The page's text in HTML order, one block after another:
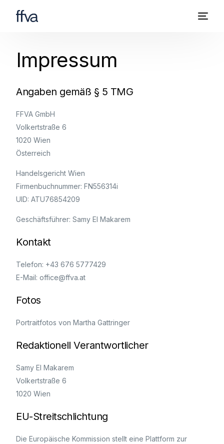
Impressum
Angaben gemäß § 5 TMG
FFVA GmbH
Volkertstraße 6
1020 Wien
Österreich
Handelsgericht Wien
Firmenbuchnummer: FN556314i
UID: ATU76854209
Geschäftsführer: Samy El Makarem
Kontakt
Telefon: +43 676 5777429
E-Mail: office@ffva.at
Fotos
Portraitfotos von Martha Gattringer
Redaktionell Verantwortlicher
Samy El Makarem
Volkertstraße 6
1020 Wien
EU-Streitschlichtung
Die Europäische Kommission stellt eine Plattform zur